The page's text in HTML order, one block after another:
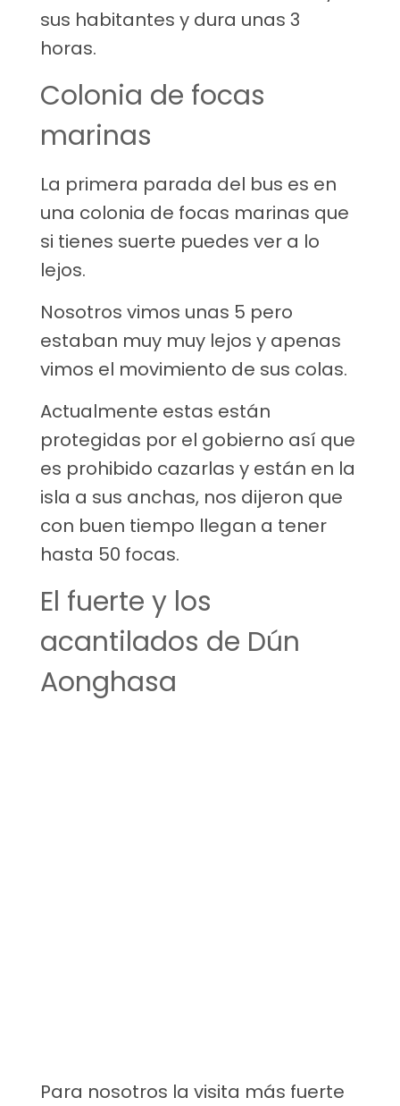
sus habitantes y dura unas 3
horas.
Colonia de focas
marinas
La primera parada del bus es en
una colonia de focas marinas que
si tienes suerte puedes ver a lo
lejos.
Nosotros vimos unas 5 pero
estaban muy muy lejos y apenas
vimos el movimiento de sus colas.
Actualmente estas están
protegidas por el gobierno así que
es prohibido cazarlas y están en la
isla a sus anchas, nos dijeron que
con buen tiempo llegan a tener
hasta 50 focas.
El fuerte y los
acantilados de Dún
Aonghasa
Para nosotros la visita más fuerte